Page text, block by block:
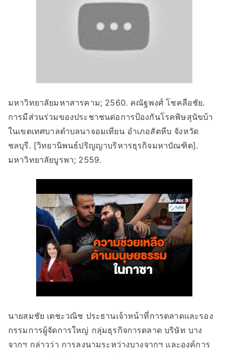
มหาวิทยาลัยมหาสารคาม; 2560. คณัฐพงศ์ โชคลือชัย.
การมีส่วนร่วมของประชาชนต่อการป้องกันโรคพิษสุนัขบ้า
ในเขตเทศบาลตำบลนาจอมเทียน อำเภอสัตหีบ จังหวัด
ชลบุรี. [วิทยานิพนธ์ปริญญาบริหารธุรกิจมหาบัณฑิต].
มหาวิทยาลัยบูรพา; 2559.
นายสมชัย เตชะวณิช ประธานเจ้าหน้าที่การตลาดและรอง
กรรมการผู้จัดการใหญ่ กลุ่มธุรกิจการตลาด บริษัท บาง
จากฯ กล่าวว่า การลงนามระหว่างบางจากฯ และองค์การ